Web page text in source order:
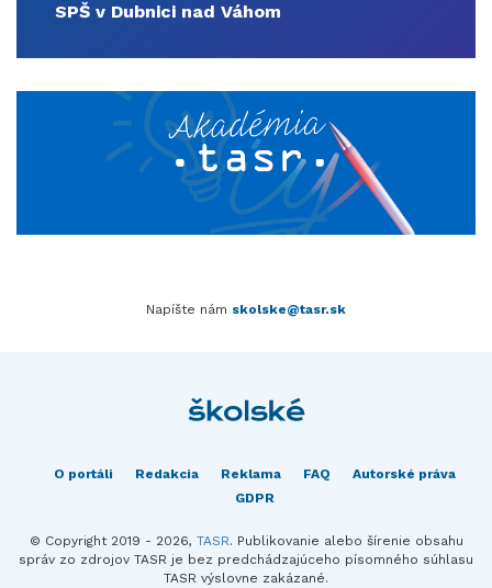
SPŠ v Dubnici nad Váhom
Napíšte nám skolske@tasr.sk
O portáli Redakcia Reklama FAQ
Autorské práva
GDPR
© Copyright 2019 - 2026, TASR. Publikovanie alebo šírenie obsahu
správ zo zdrojov TASR je bez predchádzajúceho písomného súhlasu
TASR výslovne zakázané.